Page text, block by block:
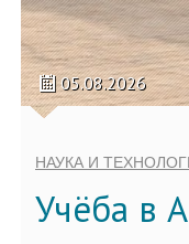
05.08.2026
НАУКА И
Учёба в